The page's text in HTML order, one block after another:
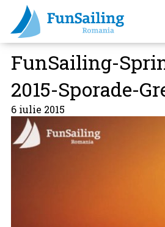
FunSailing-
2015-Sporade-
6 iulie 2015